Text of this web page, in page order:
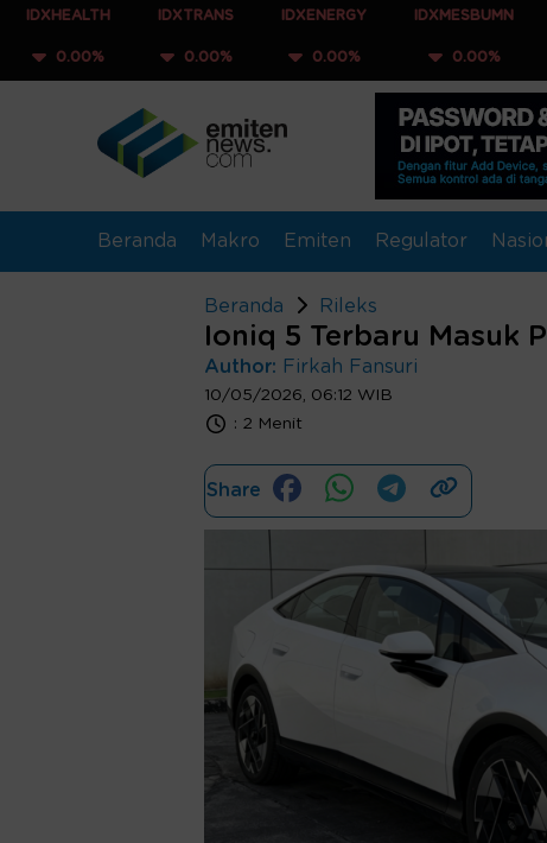
IDXTRANS
0.00%
IDXENERGY
0.00%
IDXMESBUMN
0.00%
IDXQ30
0.00%
Beranda Makro Emiten Regulator
Beranda Rileks
Ioniq 5 Terbaru Masuk
Author: Firkah Fansuri
10/05/2026, 06:12 WIB
: 2 Menit
Share